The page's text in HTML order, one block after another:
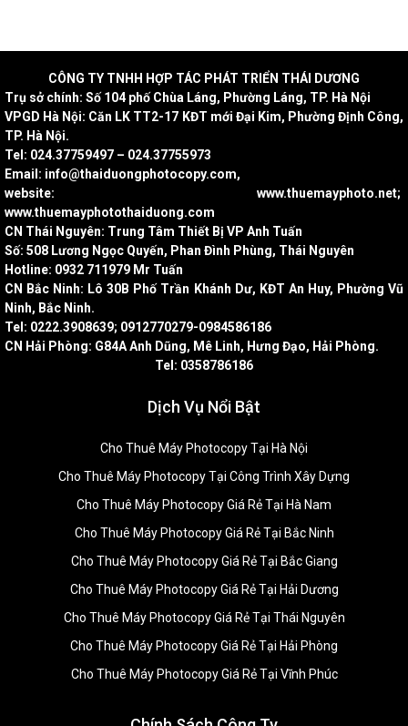
CÔNG TY TNHH HỢP TÁC PHÁT TRIỂN THÁI DƯƠNG
Trụ sở chính: Số 104 phố Chùa Láng, Phường Láng, TP. Hà Nội
VPGD Hà Nội: Căn LK TT2-17 KĐT mới Đại Kim, Phường Định Công,
TP. Hà Nội.
Tel: 024.37759497 – 024.37755973
Email: info@thaiduongphotocopy.com,
website: www.thuemayphoto.net;
www.thuemayphotothaiduong.com
CN Thái Nguyên: Trung Tâm Thiết Bị VP Anh Tuấn
Số: 508 Lương Ngọc Quyến, Phan Đình Phùng, Thái Nguyên
Hotline: 0932 711979 Mr Tuấn
CN Bắc Ninh: Lô 30B Phố Trần Khánh Dư, KĐT An Huy, Phường Vũ
Ninh, Bắc Ninh.
Tel: 0222.3908639; 0912770279-0984586186
CN Hải Phòng: G84A Anh Dũng, Mê Linh, Hưng Đạo, Hải Phòng.
Tel: 0358786186
Dịch Vụ Nổi Bật
Cho Thuê Máy Photocopy Tại Hà Nội
Cho Thuê Máy Photocopy Tại Công Trình Xây Dựng
Cho Thuê Máy Photocopy Giá Rẻ Tại Hà Nam
Cho Thuê Máy Photocopy Giá Rẻ Tại Bắc Ninh
Cho Thuê Máy Photocopy Giá Rẻ Tại Bắc Giang
Cho Thuê Máy Photocopy Giá Rẻ Tại Hải Dương
Cho Thuê Máy Photocopy Giá Rẻ Tại Thái Nguyên
Cho Thuê Máy Photocopy Giá Rẻ Tại Hải Phòng
Cho Thuê Máy Photocopy Giá Rẻ Tại Vĩnh Phúc